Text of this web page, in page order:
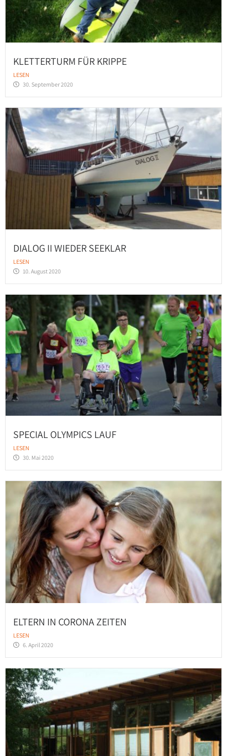
KLETTERTURM FÜR KRIPPE
LESEN
30. September 2020
DIALOG II WIEDER SEEKLAR
LESEN
10. August 2020
SPECIAL OLYMPICS LAUF
LESEN
30. Mai 2020
ELTERN IN CORONA ZEITEN
LESEN
6. April 2020